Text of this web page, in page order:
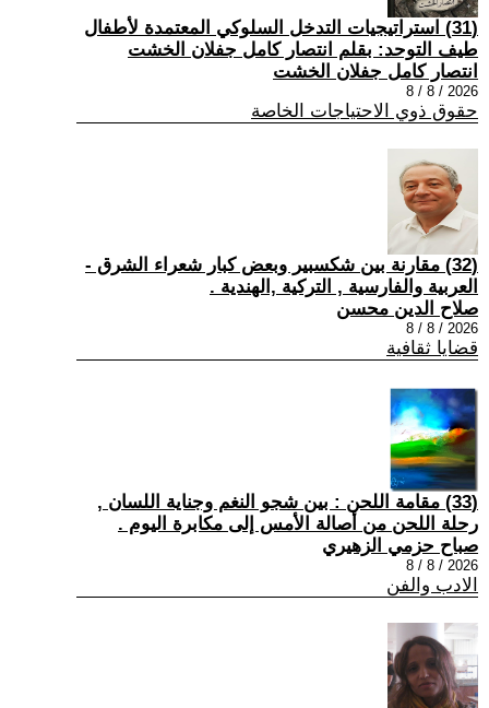
(31) استراتيجيات التدخل السلوكي المعتمدة لأطفال
طيف التوحد: بقلم انتصار كامل جفلان الخشت
انتصار كامل جفلان الخشت
2026 / 8 / 8
حقوق ذوي الاحتياجات الخاصة
(32) مقارنة بين شكسبير وبعض كبار شعراء الشرق -
العربية والفارسية , التركية ,الهندية .
صلاح الدين محسن
2026 / 8 / 8
قضايا ثقافية
(33) مقامة اللحن : بين شجو النغم وجناية اللسان ,
رحلة اللحن من أصالة الأمس إلى مكابرة اليوم .
صباح حزمي الزهيري
2026 / 8 / 8
الادب والفن